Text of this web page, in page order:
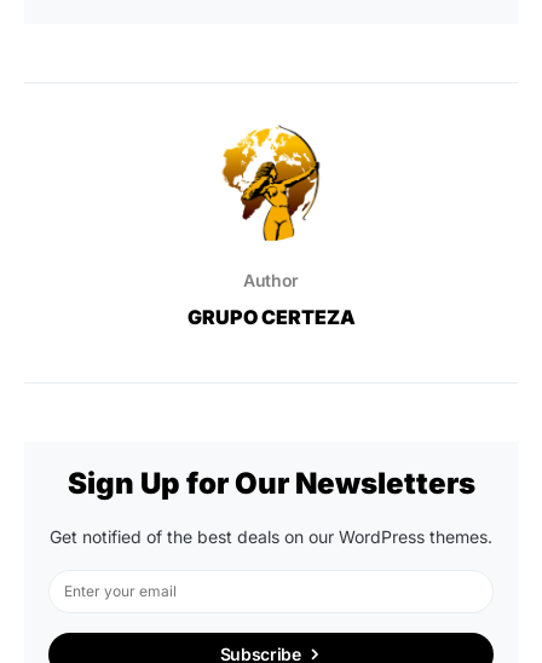
Author
GRUPO CERTEZA
Sign Up for Our Newsletters
Get notified of the best deals on our WordPress themes.
Subscribe